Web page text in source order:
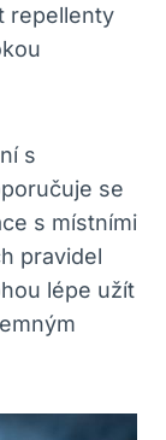
repellenty
s
se
s místními
pravidel
lépe užít